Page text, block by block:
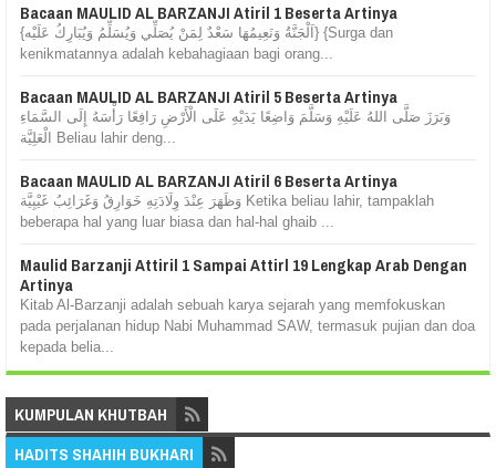
Bacaan MAULID AL BARZANJI Atiril 1 Beserta Artinya
{اَلْجَنَّةُ وَنَعِيمُهَا سَعْدٌ لِمَنْ يُصَلِّي وَيُسَلِّمُ وَيُبَارِكُ عَلَيْه} {Surga dan
kenikmatannya adalah kebahagiaan bagi orang...
Bacaan MAULID AL BARZANJI Atiril 5 Beserta Artinya
وَبَرَزَ صَلَّى اللهُ عَلَيْهِ وَسَلَّمَ وَاضِعًا يَدَيْهِ عَلَى الْأَرْضِ رَافِعًا رَأْسَهُ إِلَى السَّمَاءِ
الْعَلِيَّة Beliau lahir deng...
Bacaan MAULID AL BARZANJI Atiril 6 Beserta Artinya
وَظَهَرَ عِنْدَ وِلَادَتِهِ خَوَارِقُ وَغَرَائِبُ غَيْبِيَّة Ketika beliau lahir, tampaklah
beberapa hal yang luar biasa dan hal-hal ghaib ...
Maulid Barzanji Attiril 1 Sampai Attirl 19 Lengkap Arab Dengan
Artinya
Kitab Al-Barzanji adalah sebuah karya sejarah yang memfokuskan
pada perjalanan hidup Nabi Muhammad SAW, termasuk pujian dan doa
kepada belia...
KUMPULAN KHUTBAH
HADITS SHAHIH BUKHARI